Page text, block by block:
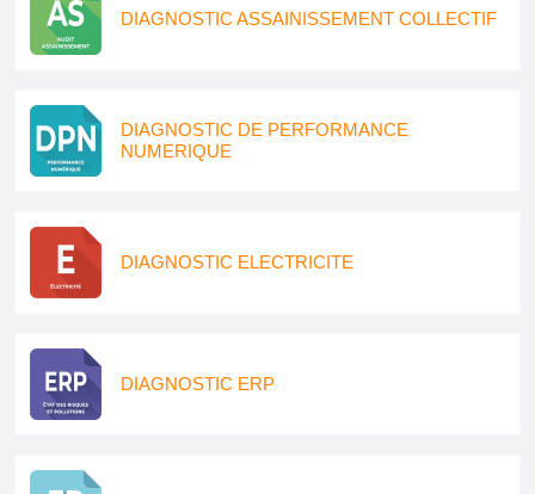
DIAGNOSTIC ASSAINISSEMENT COLLECTIF
DIAGNOSTIC DE PERFORMANCE
NUMERIQUE
DIAGNOSTIC ELECTRICITE
DIAGNOSTIC ERP